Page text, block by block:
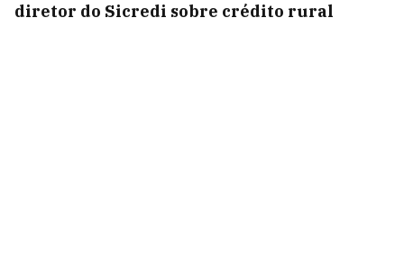
diretor do Sicredi sobre crédito rural